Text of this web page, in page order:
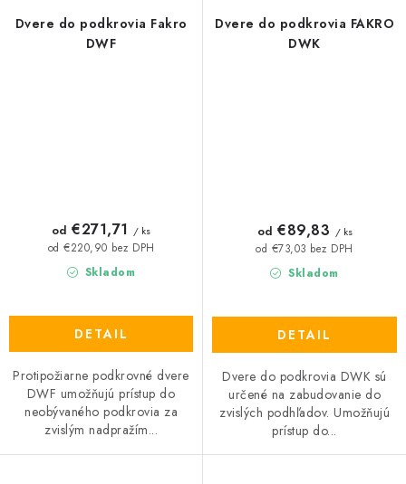
Dvere do podkrovia Fakro
DWF
Skladom
od €220,90 bez DPH
od €271,71 / ks
DETAIL
Protipožiarne podkrovné dvere
DWF umožňujú prístup do
neobývaného podkrovia za
zvislým nadpražím...
Dvere do podkrovia FAKRO
DWK
Skladom
od €73,03 bez DPH
od €89,83 / ks
DETAIL
Dvere do podkrovia DWK sú
určené na zabudovanie do
zvislých podhľadov. Umožňujú
prístup do...